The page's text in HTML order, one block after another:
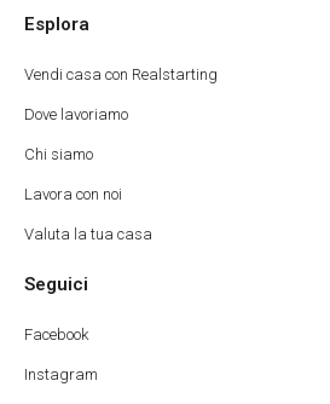
Esplora
Vendi casa con Realstarting
Dove lavoriamo
Chi siamo
Lavora con noi
Valuta la tua casa
Seguici
Facebook
Instagram